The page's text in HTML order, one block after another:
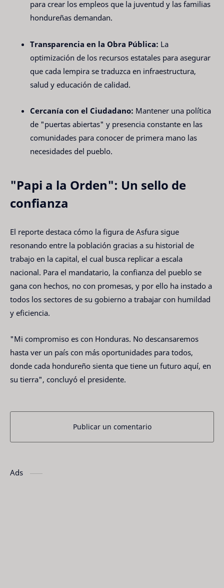
para crear los empleos que la juventud y las familias
hondureñas demandan.
Transparencia en la Obra Pública: La
optimización de los recursos estatales para asegurar
que cada lempira se traduzca en infraestructura,
salud y educación de calidad.
Cercanía con el Ciudadano: Mantener una política
de "puertas abiertas" y presencia constante en las
comunidades para conocer de primera mano las
necesidades del pueblo.
"Papi a la Orden": Un sello de
confianza
El reporte destaca cómo la figura de Asfura sigue
resonando entre la población gracias a su historial de
trabajo en la capital, el cual busca replicar a escala
nacional. Para el mandatario, la confianza del pueblo se
gana con hechos, no con promesas, y por ello ha instado a
todos los sectores de su gobierno a trabajar con humildad
y eficiencia.
"Mi compromiso es con Honduras. No descansaremos
hasta ver un país con más oportunidades para todos,
donde cada hondureño sienta que tiene un futuro aquí, en
su tierra", concluyó el presidente.
Publicar un comentario
Ads